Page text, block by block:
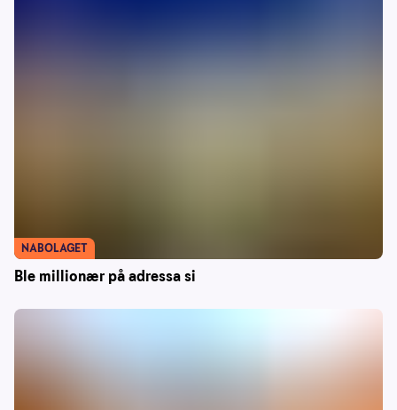
Ble millionær på adressa si
NABOLAGET